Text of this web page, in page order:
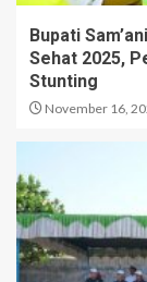
Bupati
Sehat 2025,
Stunting
November 16,